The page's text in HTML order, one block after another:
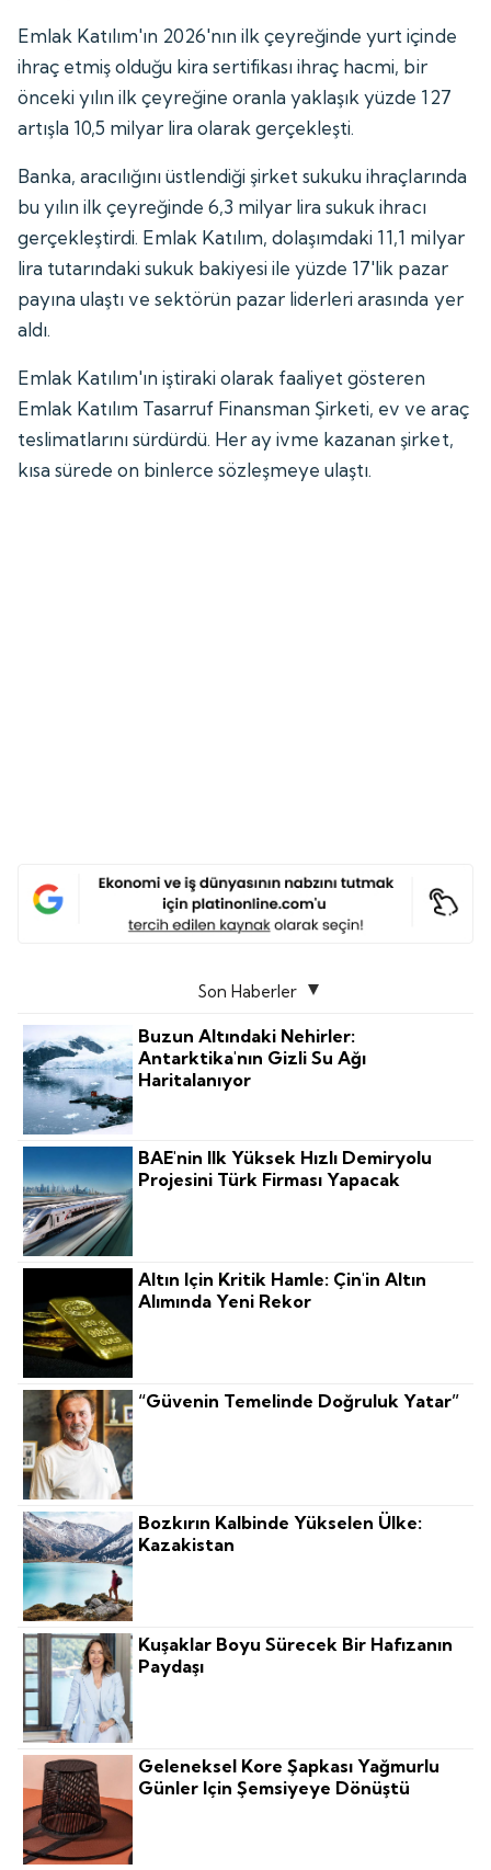
Emlak Katılım'ın 2026'nın ilk çeyreğinde yurt içinde
ihraç etmiş olduğu kira sertifikası ihraç hacmi, bir
önceki yılın ilk çeyreğine oranla yaklaşık yüzde 127
artışla 10,5 milyar lira olarak gerçekleşti.
Banka, aracılığını üstlendiği şirket sukuku ihraçlarında
bu yılın ilk çeyreğinde 6,3 milyar lira sukuk ihracı
gerçekleştirdi. Emlak Katılım, dolaşımdaki 11,1 milyar
lira tutarındaki sukuk bakiyesi ile yüzde 17'lik pazar
payına ulaştı ve sektörün pazar liderleri arasında yer
aldı.
Emlak Katılım'ın iştiraki olarak faaliyet gösteren
Emlak Katılım Tasarruf Finansman Şirketi, ev ve araç
teslimatlarını sürdürdü. Her ay ivme kazanan şirket,
kısa sürede on binlerce sözleşmeye ulaştı.
Son Haberler
Buzun Altındaki Nehirler:
Antarktika'nın Gizli Su Ağı
Haritalanıyor
BAE'nin Ilk Yüksek Hızlı Demiryolu
Projesini Türk Firması Yapacak
Altın Için Kritik Hamle: Çin'in Altın
Alımında Yeni Rekor
“Güvenin Temelinde Doğruluk Yatar”
Bozkırın Kalbinde Yükselen Ülke:
Kazakistan
Kuşaklar Boyu Sürecek Bir Hafızanın
Paydaşı
Geleneksel Kore Şapkası Yağmurlu
Günler Için Şemsiyeye Dönüştü